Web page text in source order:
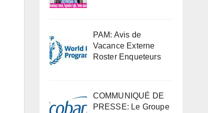
PAM: Avis de
Vacance Externe
Roster Enqueteurs
COMMUNIQUÉ DE
PRESSE: Le Groupe